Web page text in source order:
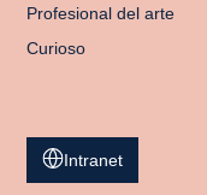
Profesional del arte
Curioso
Intranet